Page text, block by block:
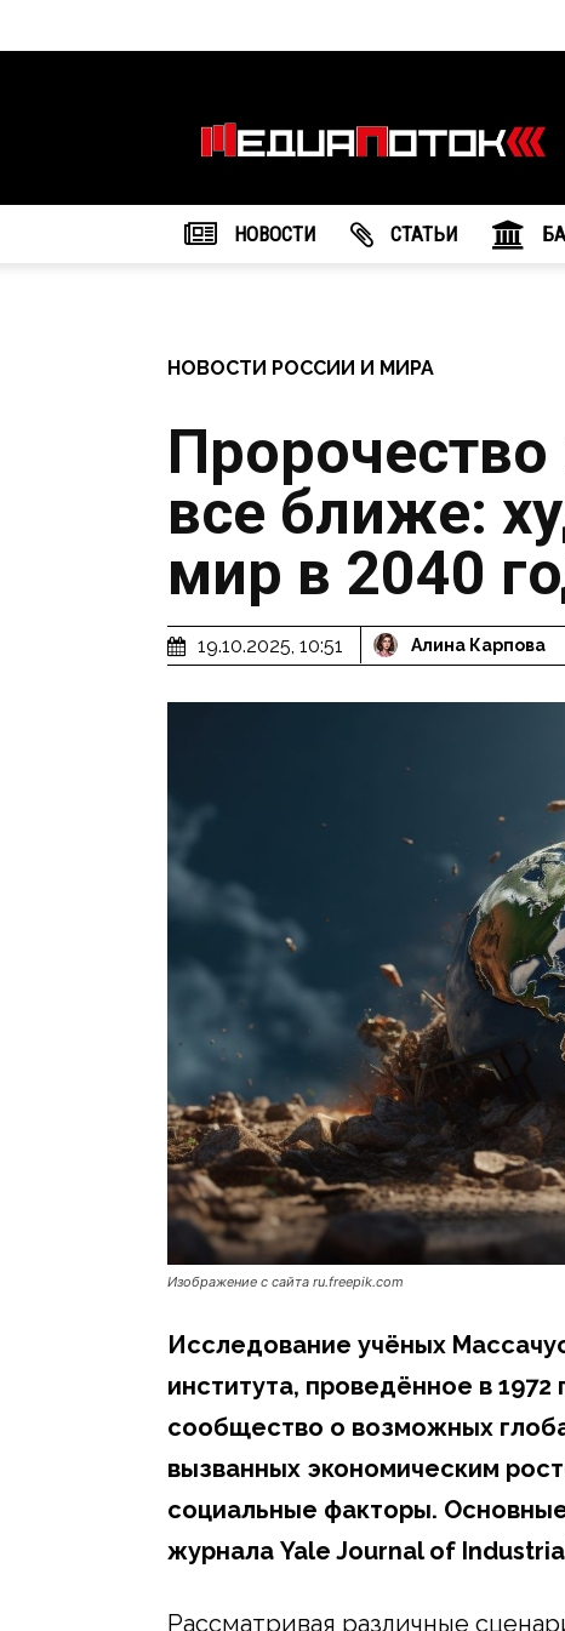
агентство
"МедиаПоток"
НОВОСТИ CТАТЬИ
НОВОСТИ РОССИИ И МИРА
Пророчество
все ближе:
мир в 2040
19.10.2025, 10:51 Алина Карпова
Изображение с сайта ru.freepik.com
Исследование учёных
института, проведённое в
сообщество о возможных
вызванных экономическим
социальные факторы.
журнала Yale Journal of
Рассматривая различные